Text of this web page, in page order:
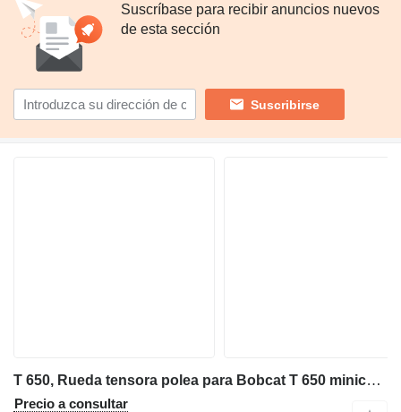
Suscríbase para recibir anuncios nuevos
de esta sección
Suscribirse
T 650, Rueda tensora polea para Bobcat T 650 minicargadora de cadenas
Precio a consultar